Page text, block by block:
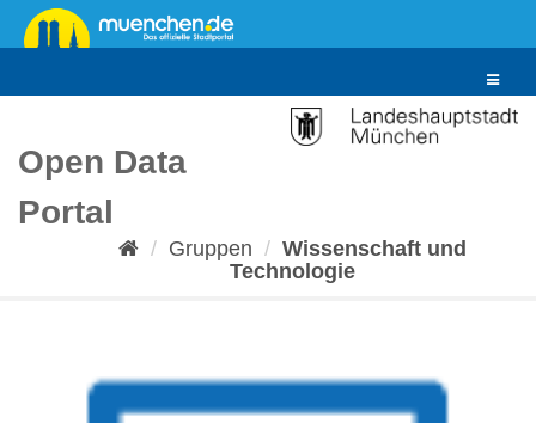
Überspringen
zum
Toggle
Open Data
Portal
Gruppen
Wissenschaft und
Technologie